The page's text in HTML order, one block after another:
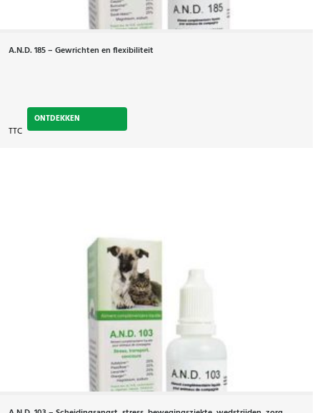
A.N.D. 185 – Gewrichten en flexibiliteit
TTC
ONTDEKKEN